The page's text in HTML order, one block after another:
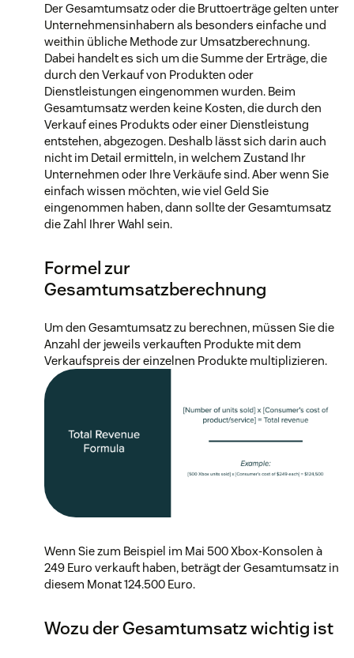
Der Gesamtumsatz oder die Bruttoerträge gelten unter
Unternehmensinhabern als besonders einfache und
weithin übliche Methode zur Umsatzberechnung.
Dabei handelt es sich um die Summe der Erträge, die
durch den Verkauf von Produkten oder
Dienstleistungen eingenommen wurden. Beim
Gesamtumsatz werden keine Kosten, die durch den
Verkauf eines Produkts oder einer Dienstleistung
entstehen, abgezogen. Deshalb lässt sich darin auch
nicht im Detail ermitteln, in welchem Zustand Ihr
Unternehmen oder Ihre Verkäufe sind. Aber wenn Sie
einfach wissen möchten, wie viel Geld Sie
eingenommen haben, dann sollte der Gesamtumsatz
die Zahl Ihrer Wahl sein.
Formel zur
Gesamtumsatzberechnung
Um den Gesamtumsatz zu berechnen, müssen Sie die
Anzahl der jeweils verkauften Produkte mit dem
Verkaufspreis der einzelnen Produkte multiplizieren.
Wenn Sie zum Beispiel im Mai 500 Xbox-Konsolen à
249 Euro verkauft haben, beträgt der Gesamtumsatz in
diesem Monat 124.500 Euro.
Wozu der Gesamtumsatz wichtig ist